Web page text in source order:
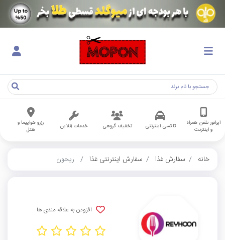
اپراتور تلفن همراه
و اینترنت
تاکسی اینترنتی تخفیف گروهی خدمات آنلاین
رزرو هواپیما و
هتل
خانه سفارش غذا سفارش اینترنتی غذا ریحون
افزودن به علاقه مندی ها